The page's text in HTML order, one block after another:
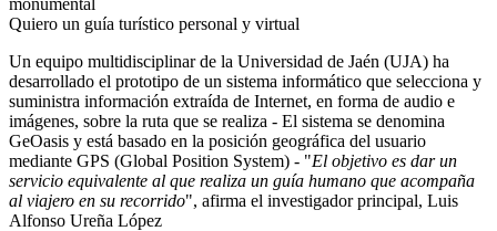
monumental
Quiero un guía turístico personal y virtual
Un equipo multidisciplinar de la Universidad de Jaén (UJA) ha
desarrollado el prototipo de un sistema informático que selecciona y
suministra información extraída de Internet, en forma de audio e
imágenes, sobre la ruta que se realiza - El sistema se denomina
GeOasis y está basado en la posición geográfica del usuario
mediante GPS (Global Position System) - "El objetivo es dar un
servicio equivalente al que realiza un guía humano que acompaña
al viajero en su recorrido", afirma el investigador principal, Luis
Alfonso Ureña López